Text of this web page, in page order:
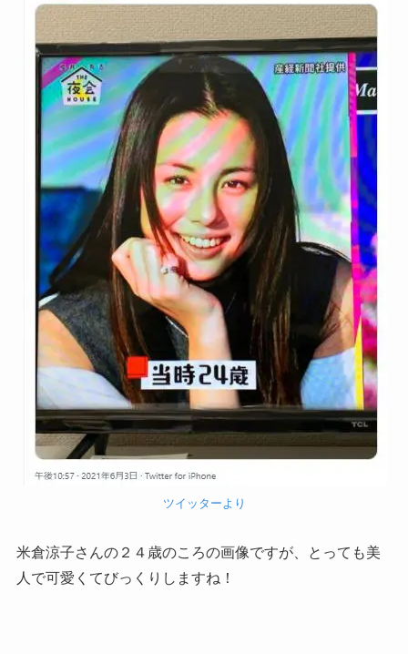
ツイッターより
米倉涼子さんの２４歳のころの画像ですが、とっても美
人で可愛くてびっくりしますね！